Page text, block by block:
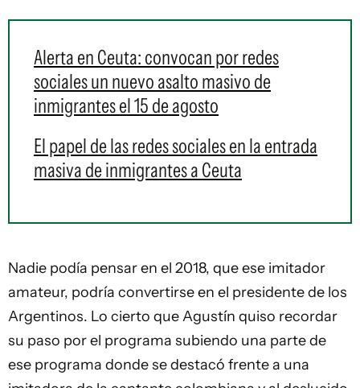
Alerta en Ceuta: convocan por redes
sociales un nuevo asalto masivo de
inmigrantes el 15 de agosto
El papel de las redes sociales en la entrada
masiva de inmigrantes a Ceuta
Nadie podía pensar en el 2018, que ese imitador
amateur, podría convertirse en el presidente de los
Argentinos. Lo cierto que Agustín quiso recordar
su paso por el programa subiendo una parte de
ese programa donde se destacó frente a una